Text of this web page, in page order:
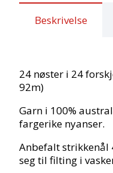
Beskrivelse
24 nøster i 24
92m)
Garn i 100%
fargerike nyanser.
Anbefalt strikkenål
seg til filting i